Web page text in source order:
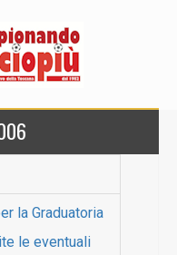
la Graduatoria
le eventuali